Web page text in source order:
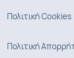
Πολιτική Cookies
Πολιτική